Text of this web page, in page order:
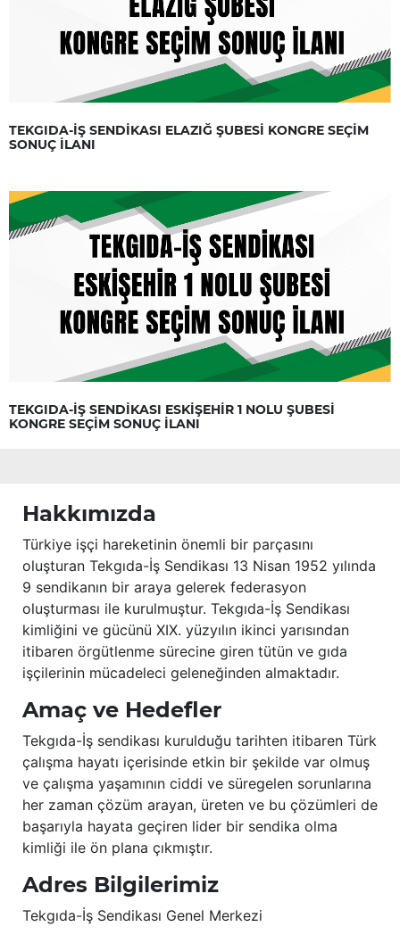
TEKGIDA-İŞ SENDİKASI ELAZIĞ ŞUBESİ KONGRE SEÇİM
SONUÇ İLANI
TEKGIDA-İŞ SENDİKASI ESKİŞEHİR 1 NOLU ŞUBESİ
KONGRE SEÇİM SONUÇ İLANI
Hakkımızda
Türkiye işçi hareketinin önemli bir parçasını
oluşturan Tekgıda-İş Sendikası 13 Nisan 1952 yılında
9 sendikanın bir araya gelerek federasyon
oluşturması ile kurulmuştur. Tekgıda-İş Sendikası
kimliğini ve gücünü XIX. yüzyılın ikinci yarısından
itibaren örgütlenme sürecine giren tütün ve gıda
işçilerinin mücadeleci geleneğinden almaktadır.
Amaç ve Hedefler
Tekgıda-İş sendikası kurulduğu tarihten itibaren Türk
çalışma hayatı içerisinde etkin bir şekilde var olmuş
ve çalışma yaşamının ciddi ve süregelen sorunlarına
her zaman çözüm arayan, üreten ve bu çözümleri de
başarıyla hayata geçiren lider bir sendika olma
kimliği ile ön plana çıkmıştır.
Adres Bilgilerimiz
Tekgıda-İş Sendikası Genel Merkezi